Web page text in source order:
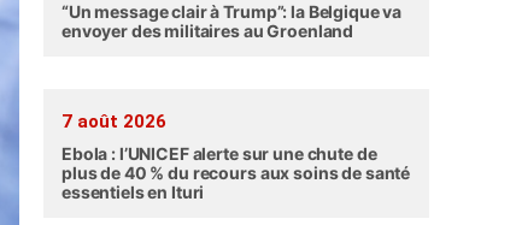
“Un message clair à Trump”: la Belgique va
envoyer des militaires au Groenland
7 août 2026
Ebola : l’UNICEF alerte sur une chute de
plus de 40 % du recours aux soins de santé
essentiels en Ituri